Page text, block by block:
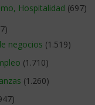
Hospitalidad (697)
negocios (1.519)
(1.710)
(1.260)